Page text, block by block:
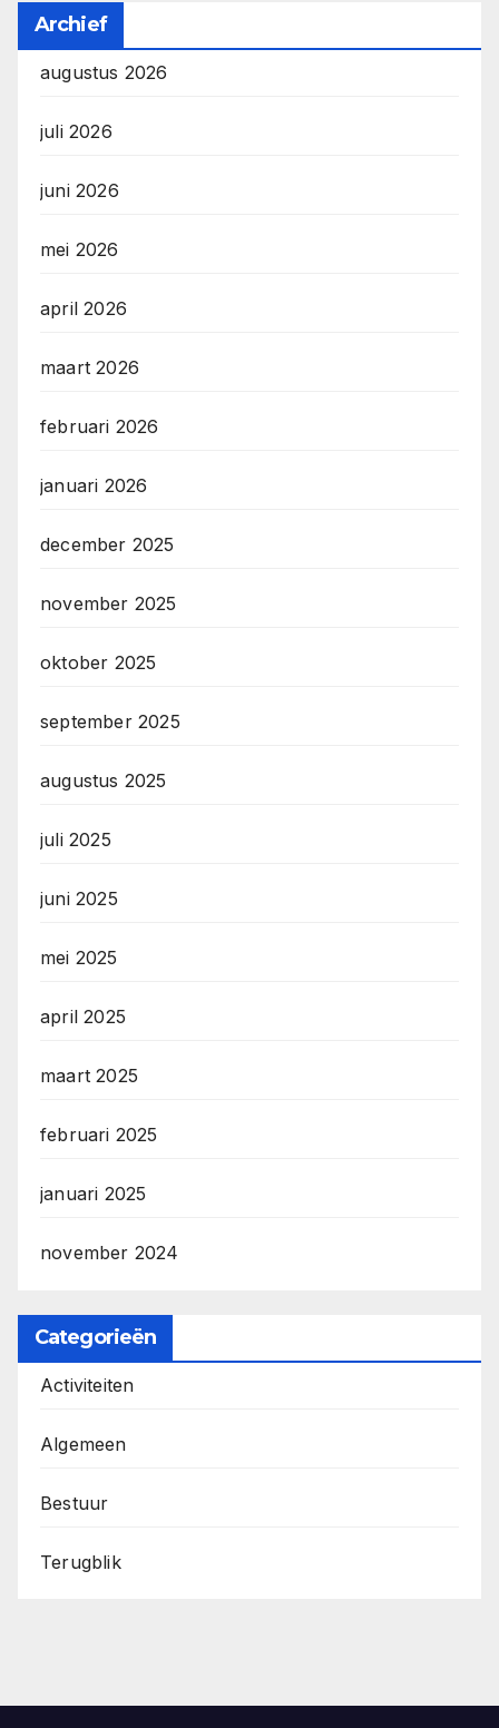
Archief
augustus 2026
juli 2026
juni 2026
mei 2026
april 2026
maart 2026
februari 2026
januari 2026
december 2025
november 2025
oktober 2025
september 2025
augustus 2025
juli 2025
juni 2025
mei 2025
april 2025
maart 2025
februari 2025
januari 2025
november 2024
Categorieën
Activiteiten
Algemeen
Bestuur
Terugblik